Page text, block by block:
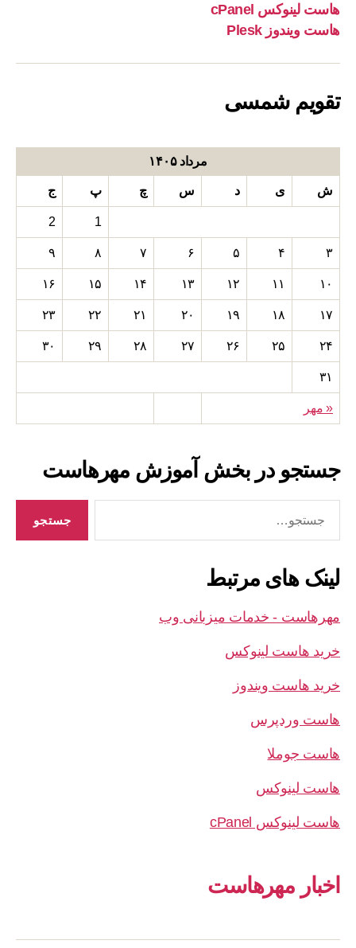
هاست لینوکس cPanel
هاست ویندوز Plesk
تقویم شمسی
مرداد ۱۴۰۵
ش ی د س چ پ ج
« مهر
1
2
۳ ۴ ۵ ۶ ۷ ۸ ۹
۱۰ ۱۱ ۱۲ ۱۳ ۱۴ ۱۵ ۱۶
۱۷ ۱۸ ۱۹ ۲۰ ۲۱ ۲۲ ۲۳
۲۴ ۲۵ ۲۶ ۲۷ ۲۸ ۲۹ ۳۰
۳۱
جستجو در بخش آموزش مهرهاست
لینک های مرتبط
مهرهاست - خدمات میزبانی وب
خرید هاست لینوکس
خرید هاست ویندوز
هاست وردپرس
هاست جوملا
هاست لینوکس
هاست لینوکس cPanel
اخبار مهرهاست